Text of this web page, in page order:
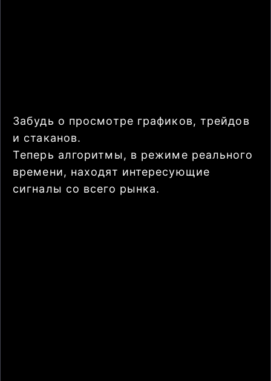
Забудь о просмотре графиков, трейдов
и стаканов.
Теперь алгоритмы, в режиме реального
времени, находят интересующие
сигналы со всего рынка.